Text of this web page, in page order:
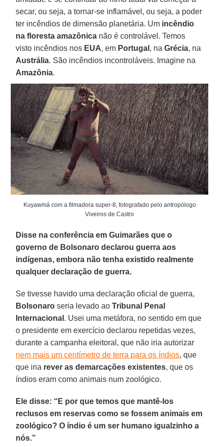
secar, ou seja, a tornar-se inflamável, ou seja, a poder
ter incêndios de dimensão planetária. Um incêndio
na floresta amazônica não é controlável. Temos
visto incêndios nos EUA, em Portugal , naGrécia, na
Austrália. São incêndios incontroláveis. Imagine na
Amazônia.
Kuyawmá com a filmadora super-8, fotografado pelo antropólogo
Viveiros de Castro
Disse na conferência em Guimarães que o
governo de Bolsonaro declarou guerra aos
indígenas, embora não tenha existido realmente
qualquer declaração de guerra.
Se tivesse havido uma declaração oficial de guerra,
Bolsonaro seria levado aoTribunal Penal
Internacional . Usei uma metáfora, no sentido em que
o presidente em exercício declarou repetidas vezes,
durante a campanha eleitoral, que não iria autorizar
nem mais um centímetro de terra para os índios, que
que iria rever as demarcações existentes, que os
índios eram como animais num zoológico.
Ele disse: “E por que temos que mantê-los
reclusos em reservas como se fossem animais em
zoológico? O índio é um ser humano igualzinho a
nós.”